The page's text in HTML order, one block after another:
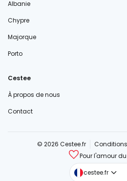
Albanie
Chypre
Majorque
Porto
Cestee
À propos de nous
Contact
© 2026 Cestee.fr Conditions
Pour l'amour
cestee.fr
cestee.com